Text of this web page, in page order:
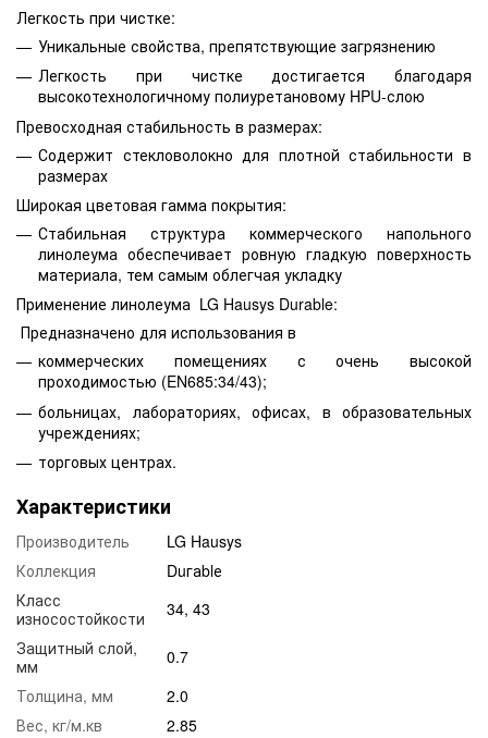
Легкость при чистке:
Уникальные свойства, препятствующие загрязнению
Легкость при чистке достигается благодаря
высокотехнологичному полиуретановому HPU-слою
Превосходная стабильность в размерах:
Содержит стекловолокно для плотной стабильности в
размерах
Широкая цветовая гамма покрытия:
Стабильная структура коммерческого напольного
линолеума обеспечивает ровную гладкую поверхность
материала, тем самым облегчая укладку
Применение линолеума LG Hausys Durable:
Предназначено для использования в
коммерческих помещениях с очень высокой
проходимостью (EN685:34/43);
больницах, лабораториях, офисах, в образовательных
учреждениях;
торговых центрах.
Характеристики
Производитель
LG Hausys
Коллекция
Duгаblе
Класс
износостойкости
34, 43
Защитный слой,
мм
0.7
Толщина, мм
2.0
Вес, кг/м.кв
2.85